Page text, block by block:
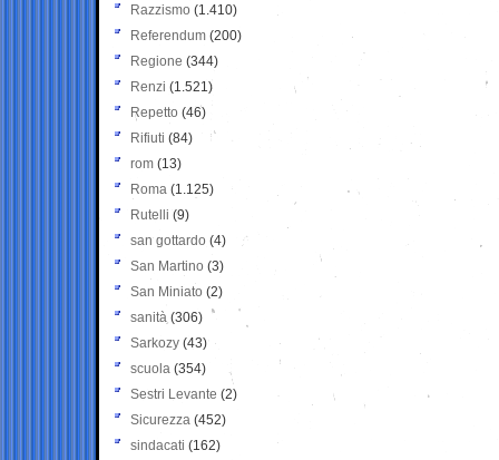
Razzismo (1.410)
Referendum (200)
Regione (344)
Renzi (1.521)
Repetto (46)
Rifiuti (84)
rom (13)
Roma (1.125)
Rutelli (9)
san gottardo (4)
San Martino (3)
San Miniato (2)
sanità (306)
Sarkozy (43)
scuola (354)
Sestri Levante (2)
Sicurezza (452)
sindacati (162)